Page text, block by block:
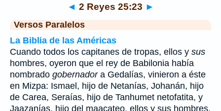
◄ 2 Reyes 25:23 ►
Versos Paralelos
La Biblia de las Américas
Cuando todos los capitanes de tropas, ellos y sus
hombres, oyeron que el rey de Babilonia había
nombrado gobernadora Gedalías, vinieron a éste
en Mizpa: Ismael, hijo de Netanías, Johanán, hijo
de Carea, Seraías, hijo de Tanhumet netofatita, y
Jaazanías, hijo del maacateo, ellos y sus hombres.